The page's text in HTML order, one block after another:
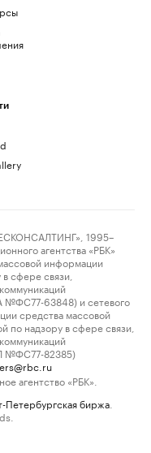
1995–
агентства «РБК»
информации
сфере связи,
№ФС77-63848) и сетевого
средства массовой
по надзору в сфере связи,
№ФС77-82385)
агентство «РБК».
Петербургская биржа